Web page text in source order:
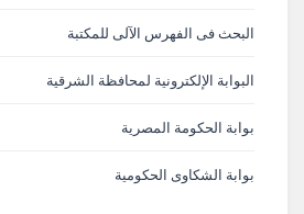
البحث فى الفهرس الآلى للمكتبة
البوابة الإلكترونية لمحافظة الشرقية
بوابة الحكومة المصرية
بوابة الشكاوى الحكومية